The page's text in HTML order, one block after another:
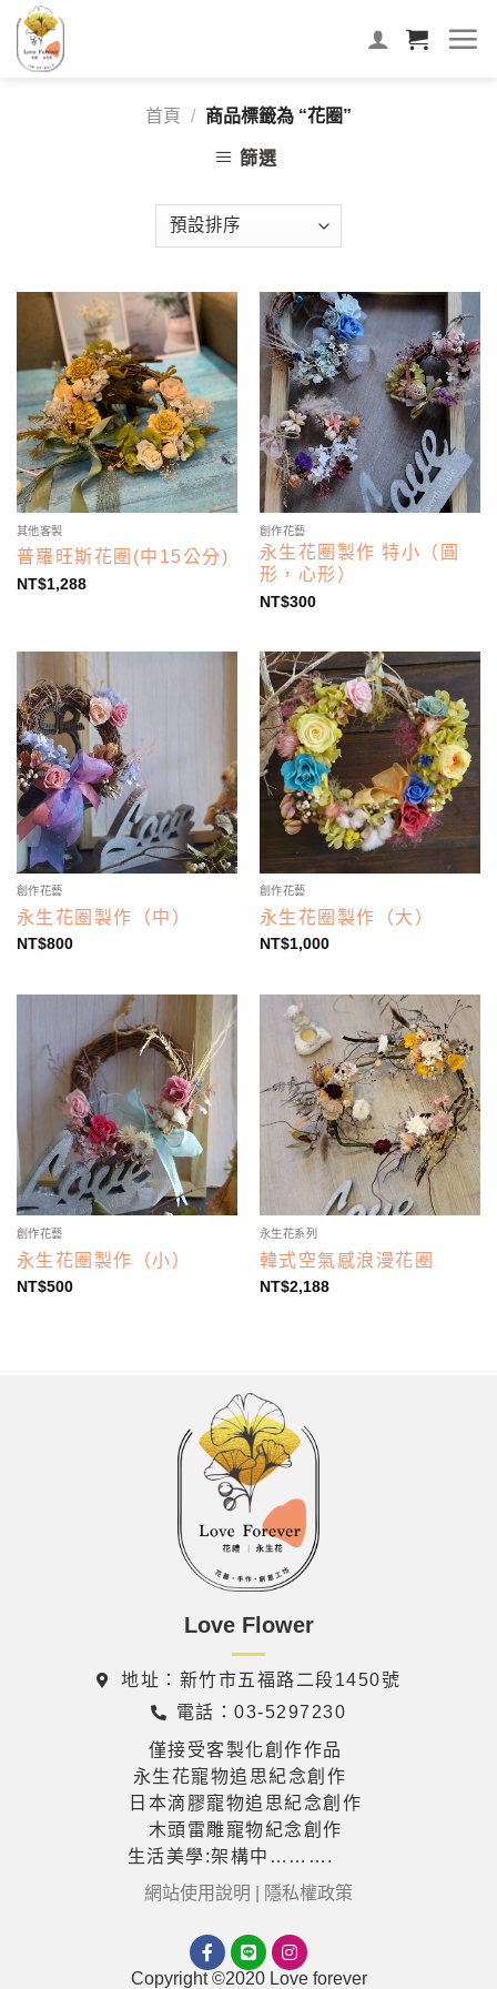
首頁 / 商品標籤為 “花圈”
篩選
其他客製
普羅旺斯花圈(中15公分)
NT$1,288
創作花藝
永生花圈製作 特小（圓
形，心形）
NT$300
創作花藝
永生花圈製作（中）
NT$800
創作花藝
永生花圈製作（大）
NT$1,000
創作花藝
永生花圈製作（小）
NT$500
永生花系列
韓式空氣感浪漫花圈
NT$2,188
Love Flower
地址：新竹市五福路二段1450號
電話：03-5297230
僅接受客製化創作作品
永生花寵物追思紀念創作
日本滴膠寵物追思紀念創作
木頭雷雕寵物紀念創作
生活美學:架構中……….
網站使用說明 | 隱私權政策
Copyright ©2020 Love forever